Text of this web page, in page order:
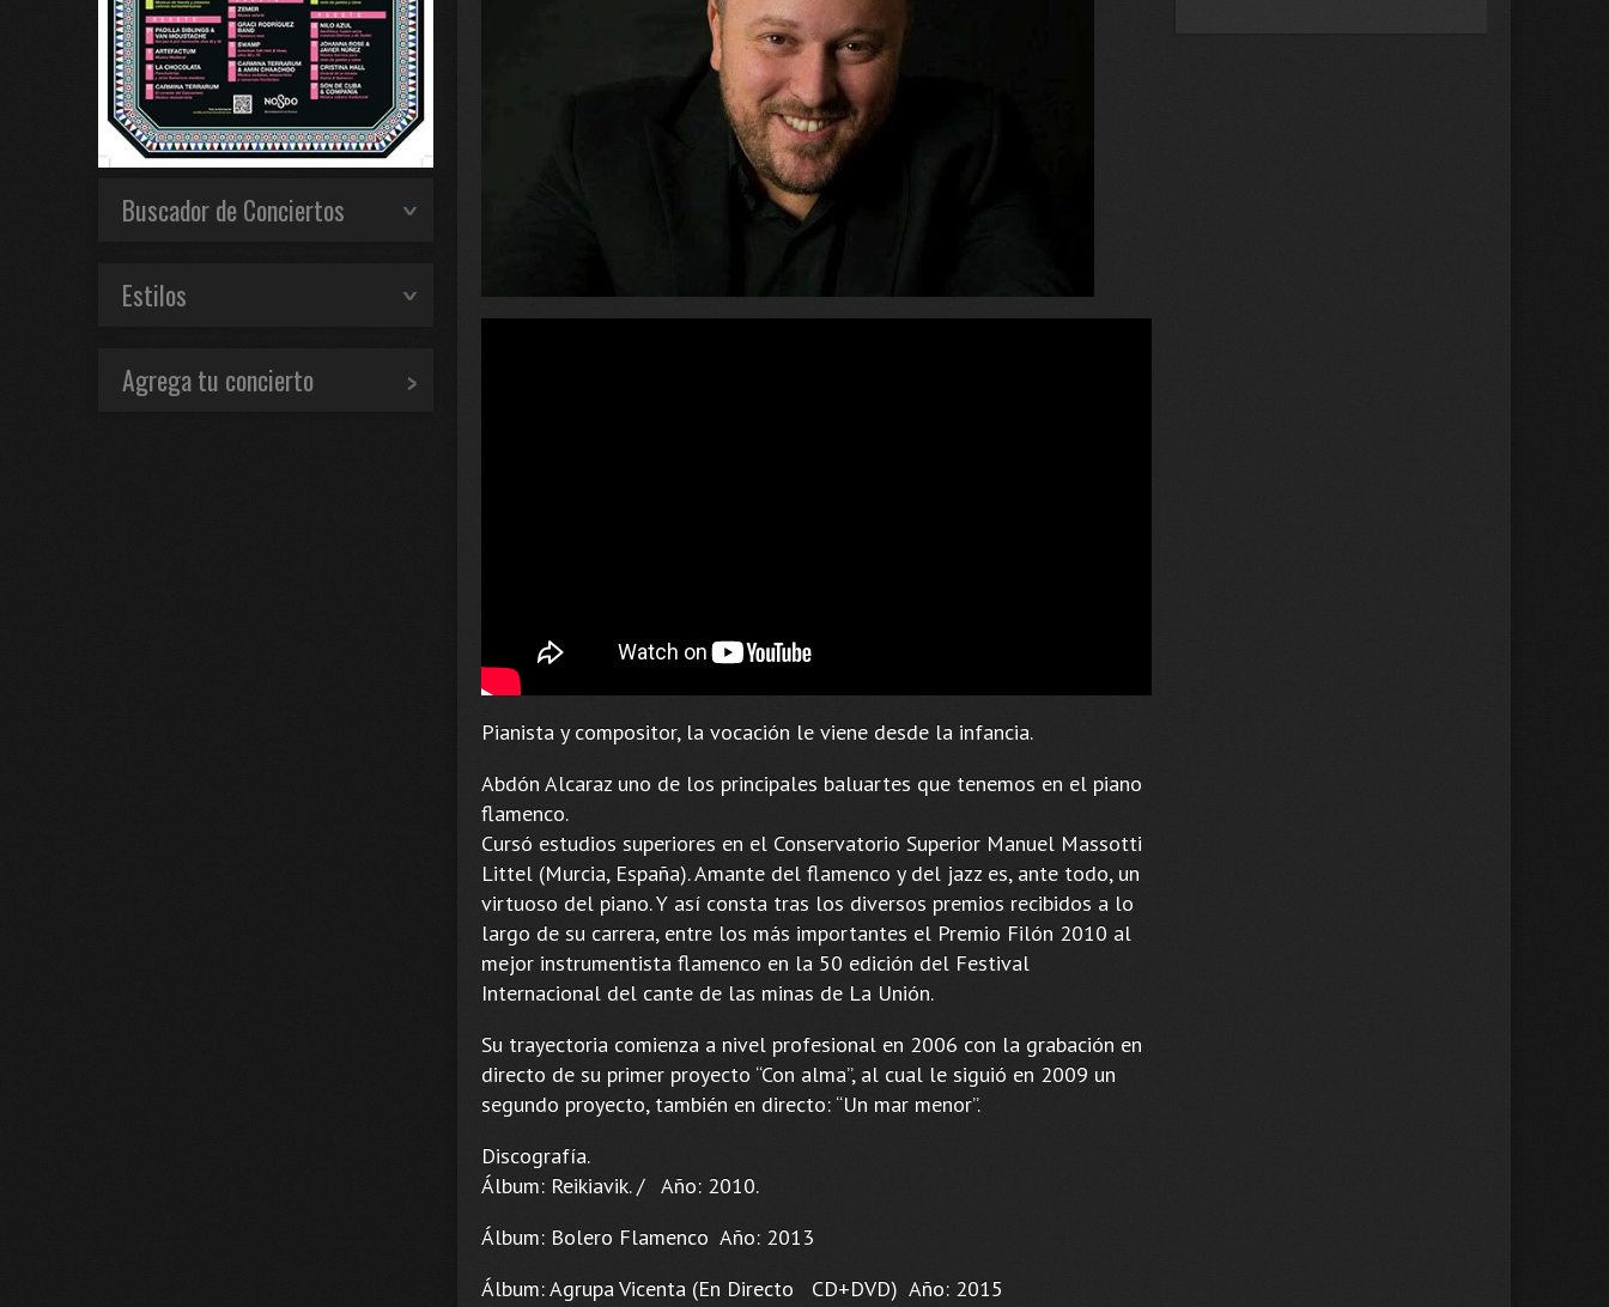
Pianista y compositor, la vocación le viene desde la infancia.
Abdón Alcaraz uno de los principales baluartes que tenemos en el piano
flamenco.
Cursó estudios superiores en el Conservatorio Superior Manuel Massotti
Littel (Murcia, España). Amante del flamenco y del jazz es, ante todo, un
virtuoso del piano. Y así consta tras los diversos premios recibidos a lo
largo de su carrera, entre los más importantes el Premio Filón 2010 al
mejor instrumentista flamenco en la 50 edición del Festival
Internacional del cante de las minas de La Unión.
Su trayectoria comienza a nivel profesional en 2006 con la grabación en
directo de su primer proyecto “Con alma”, al cual le siguió en 2009 un
segundo proyecto, también en directo: “Un mar menor”.
Discografía.
Álbum: Reikiavik. / Año: 2010.
Álbum: Bolero Flamenco Año: 2013
Álbum: Agrupa Vicenta (En Directo CD+DVD) Año: 2015
Buscador de Conciertos
Estilos
Agrega tu concierto